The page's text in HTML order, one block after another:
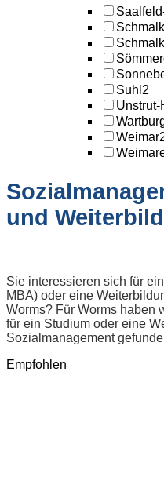
Suhl 2
Weimar
und
Sie interessieren sich für
MBA) oder eine
Worms? Für Worms haben
für ein Studium oder eine
Sozialmanagement
Empfohlen